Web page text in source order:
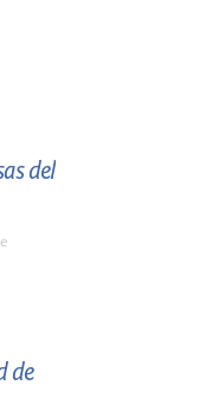
del
de